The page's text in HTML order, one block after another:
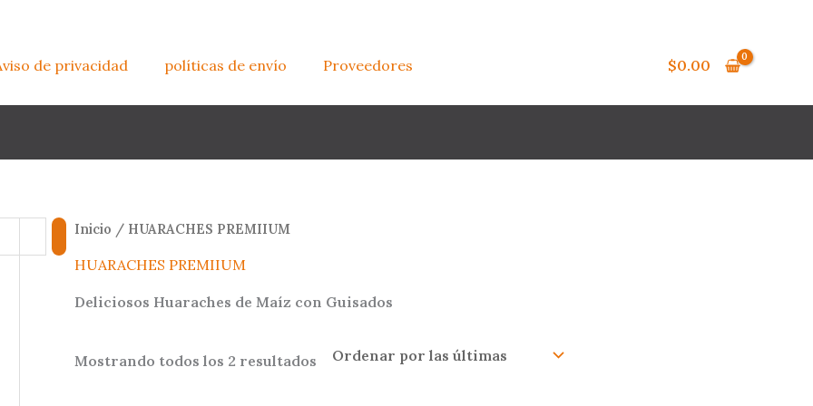
de privacidad políticas de envío Proveedores $0.00
Inicio / HUARACHES PREMIIUM
HUARACHES PREMIIUM
Deliciosos Huaraches de Maíz con Guisados
Mostrando todos los 2 resultados Sorted